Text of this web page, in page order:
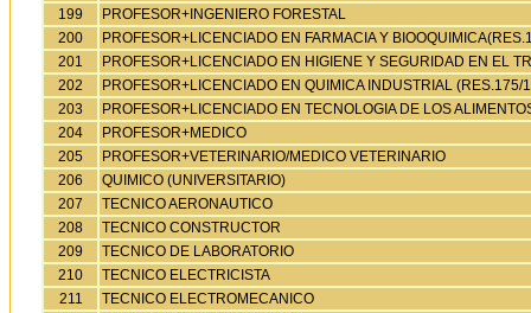
199
PROFESOR+INGENIERO FORESTAL
200
PROFESOR+LICENCIADO EN FARMACIA Y
201
PROFESOR+LICENCIADO EN HIGIENE Y SEGURIDAD EN EL
202
PROFESOR+LICENCIADO EN QUIMICA INDUSTRIAL (RES.175/
203
PROFESOR+LICENCIADO EN TECNOLOGIA DE LOS
204
PROFESOR+MEDICO
205
PROFESOR+VETERINARIO/MEDICO VETERINARIO
206
QUIMICO (UNIVERSITARIO)
207
TECNICO AERONAUTICO
208
TECNICO CONSTRUCTOR
209
TECNICO DE LABORATORIO
210
TECNICO ELECTRICISTA
211
TECNICO ELECTROMECANICO